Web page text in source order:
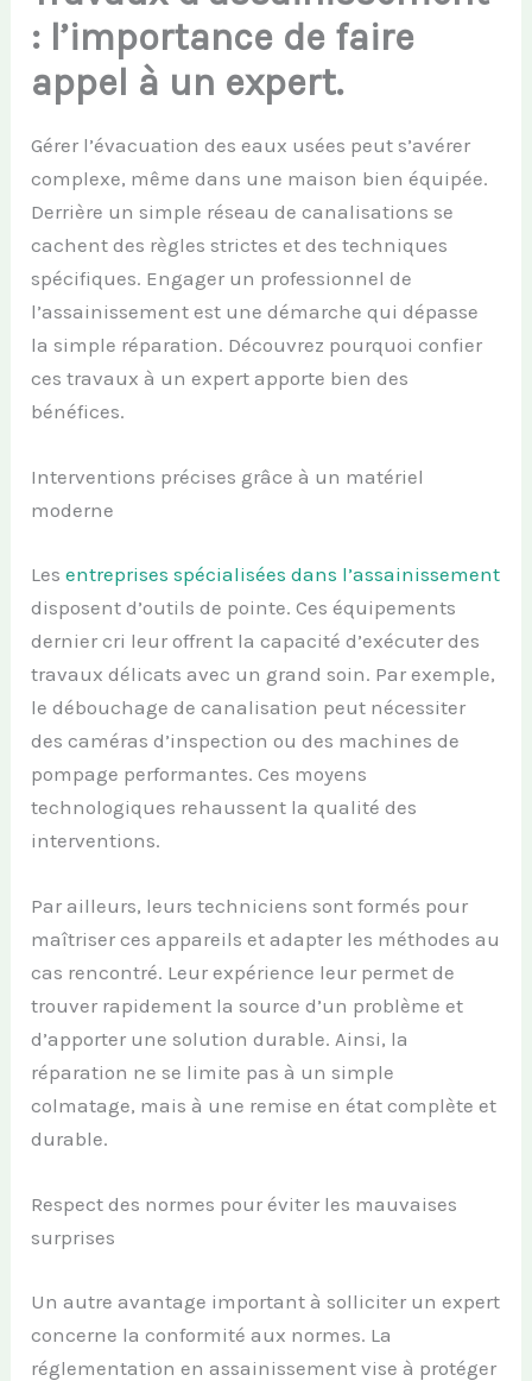
: l’importance de faire
appel à un expert.
Gérer l’évacuation des eaux usées peut s’avérer
complexe, même dans une maison bien équipée.
Derrière un simple réseau de canalisations se
cachent des règles strictes et des techniques
spécifiques. Engager un professionnel de
l’assainissement est une démarche qui dépasse
la simple réparation. Découvrez pourquoi confier
ces travaux à un expert apporte bien des
bénéfices.
Interventions précises grâce à un matériel
moderne
Lesentreprises spécialisées dans l’assainissement
disposent d’outils de pointe. Ces équipements
dernier cri leur offrent la capacité d’exécuter des
travaux délicats avec un grand soin. Par exemple,
le débouchage de canalisation peut nécessiter
des caméras d’inspection ou des machines de
pompage performantes. Ces moyens
technologiques rehaussent la qualité des
interventions.
Par ailleurs, leurs techniciens sont formés pour
maîtriser ces appareils et adapter les méthodes au
cas rencontré. Leur expérience leur permet de
trouver rapidement la source d’un problème et
d’apporter une solution durable. Ainsi, la
réparation ne se limite pas à un simple
colmatage, mais à une remise en état complète et
durable.
Respect des normes pour éviter les mauvaises
surprises
Un autre avantage important à solliciter un expert
concerne la conformité aux normes. La
réglementation en assainissement vise à protéger